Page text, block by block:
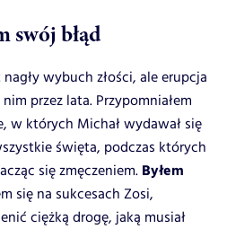
swój błąd
wybuch złości, ale erupcja
przez lata. Przypomniałem
w których Michał wydawał się
święta, podczas których
się zmęczeniem. Byłem
się na sukcesach Zosi,
ciężką drogę, jaką musiał